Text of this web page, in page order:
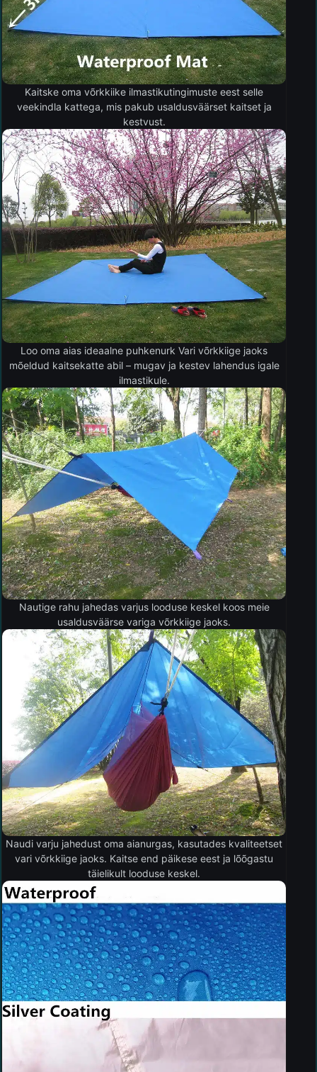
Kaitske oma võrkkiike ilmastikutingimuste eest selle
veekindla kattega, mis pakub usaldusväärset kaitset ja
kestvust.
Loo oma aias ideaalne puhkenurk Vari võrkkiige jaoks
mõeldud kaitsekatte abil – mugav ja kestev lahendus igale
ilmastikule.
Nautige rahu jahedas varjus looduse keskel koos meie
usaldusväärse variga võrkkiige jaoks.
Naudi varju jahedust oma aianurgas, kasutades kvaliteetset
vari võrkkiige jaoks. Kaitse end päikese eest ja lõõgastu
täielikult looduse keskel.